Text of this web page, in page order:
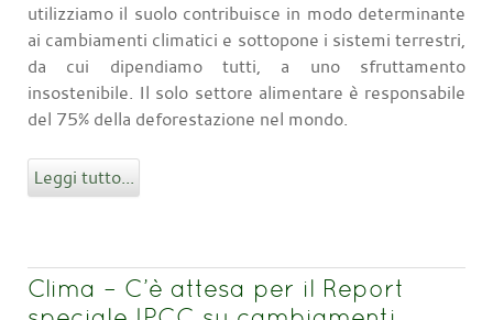
utilizziamo il suolo contribuisce in modo determinante
ai cambiamenti climatici e sottopone i sistemi terrestri,
da cui dipendiamo tutti, a uno sfruttamento
insostenibile. Il solo settore alimentare è responsabile
del 75% della deforestazione nel mondo.
Leggi tutto...
Clima – C’è attesa per il Report